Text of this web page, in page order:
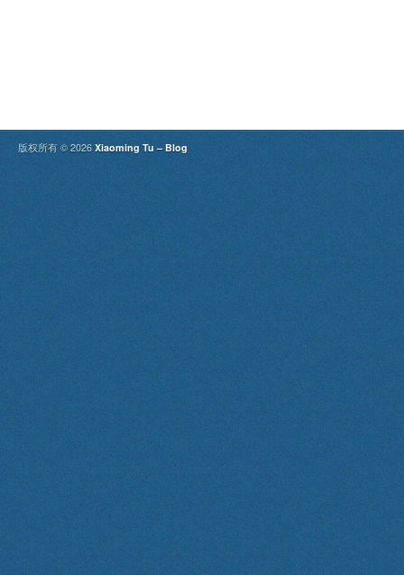
版权所有 © 2026 Xiaoming Tu – Blog